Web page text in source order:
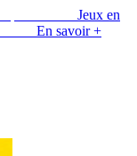
Jeux en
En savoir +